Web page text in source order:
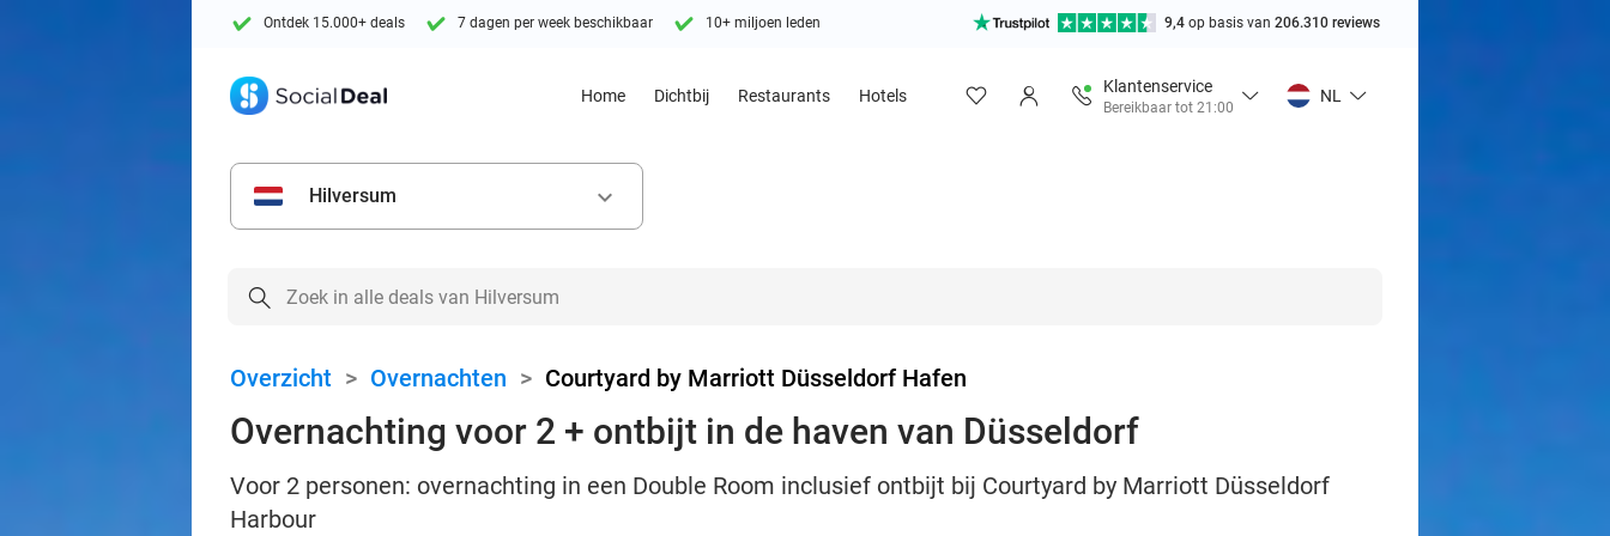
Ontdek 15.000+ deals 7 dagen per week beschikbaar 10+ miljoen leden 9,4 op basis van 206.310 reviews
Home Dichtbij Restaurants Hotels
Klantenservice
Bereikbaar tot 21:00
NL
Hilversum keyboard_arrow_down
Overzicht > Overnachten > Courtyard by Marriott Düsseldorf Hafen
Overnachting voor 2 + ontbijt in de haven van Düsseldorf
Voor 2 personen: overnachting in een Double Room inclusief ontbijt bij Courtyard by Marriott Düsseldorf
Harbour